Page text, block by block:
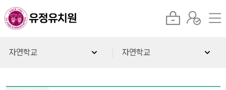
자연학교 자연학교